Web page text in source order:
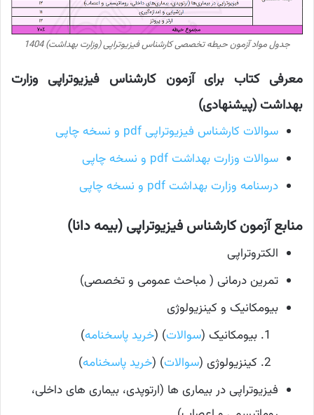
جدول مواد آزمون حیطه تخصصی کارشناس فیزیوتراپی (وزارت بهداشت) 1404
معرفی کتاب برای آزمون کارشناس فیزیوتراپی وزارت
بهداشت (پیشنهادی)
سوالات کارشناس فیزیوتراپی pdf و نسخه چاپی
سوالات وزارت بهداشت pdf و نسخه چاپی
درسنامه وزارت بهداشت pdf و نسخه چاپی
منابع آزمون کارشناس فیزیوتراپی (بیمه دانا)
الکتروتراپی
تمرین درمانی ( مباحث عمومی و تخصصی)
بیومکانیک و کینزیولوژی
بیومکانیک (سوالات) (خرید پاسخنامه)
کینزیولوژی (سوالات) (خرید پاسخنامه)
فیزیوتراپی در بیماری ها (ارتوپدی، بیماری های داخلی،